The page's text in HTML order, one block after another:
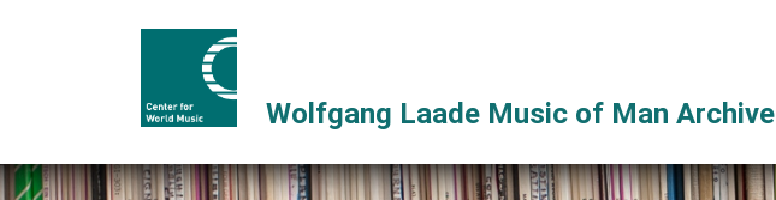
Wolfgang Laade Music of Man Archive